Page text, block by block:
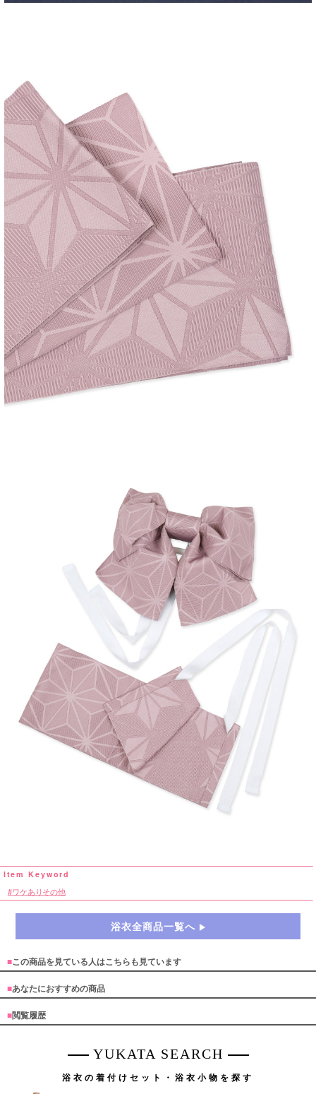
ワケありその他
浴衣全商品一覧へ
■この商品を見ている人はこちらも見ています
■あなたにおすすめの商品
■閲覧履歴
YUKATA SEARCH
浴衣の着付けセット・浴衣小物を探す